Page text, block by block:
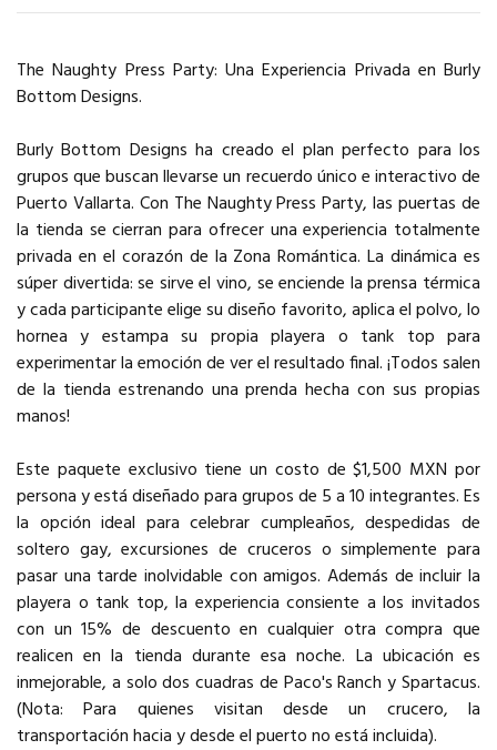
The Naughty Press Party: Una Experiencia Privada en Burly
Bottom Designs.
Burly Bottom Designs ha creado el plan perfecto para los
grupos que buscan llevarse un recuerdo único e interactivo de
Puerto Vallarta. Con The Naughty Press Party, las puertas de
la tienda se cierran para ofrecer una experiencia totalmente
privada en el corazón de la Zona Romántica. La dinámica es
súper divertida: se sirve el vino, se enciende la prensa térmica
y cada participante elige su diseño favorito, aplica el polvo, lo
hornea y estampa su propia playera o tank top para
experimentar la emoción de ver el resultado final. ¡Todos salen
de la tienda estrenando una prenda hecha con sus propias
manos!
Este paquete exclusivo tiene un costo de $1,500 MXN por
persona y está diseñado para grupos de 5 a 10 integrantes. Es
la opción ideal para celebrar cumpleaños, despedidas de
soltero gay, excursiones de cruceros o simplemente para
pasar una tarde inolvidable con amigos. Además de incluir la
playera o tank top, la experiencia consiente a los invitados
con un 15% de descuento en cualquier otra compra que
realicen en la tienda durante esa noche. La ubicación es
inmejorable, a solo dos cuadras de Paco's Ranch y Spartacus.
(Nota: Para quienes visitan desde un crucero, la
transportación hacia y desde el puerto no está incluida).